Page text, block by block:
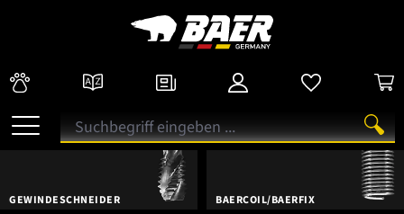
GEWINDESCHNEIDER BAERCOIL/BAERFIX